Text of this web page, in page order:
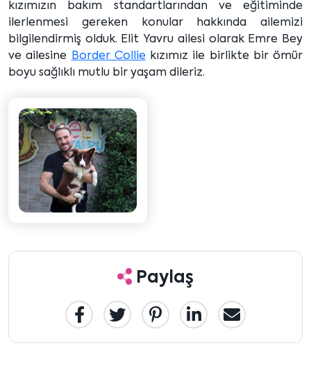
kızımızın bakım standartlarından ve eğitiminde
ilerlenmesi gereken konular hakkında ailemizi
bilgilendirmiş olduk. Elit Yavru ailesi olarak Emre Bey
ve ailesine
Border Colliekızımız ile birlikte bir ömür
boyu sağlıklı mutlu bir yaşam dileriz.
Paylaş